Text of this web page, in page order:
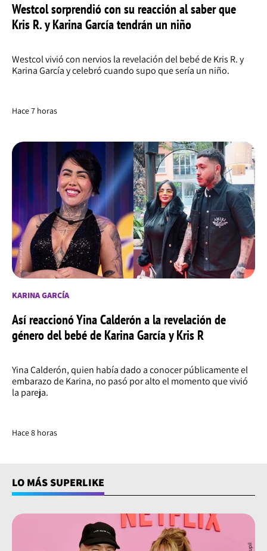
Westcol sorprendió con su reacción al saber que
Kris R. y Karina García tendrán un niño
Westcol vivió con nervios la revelación del bebé de Kris R. y
Karina García y celebró cuando supo que sería un niño.
Hace 7 horas
KARINA GARCÍA
Así reaccionó Yina Calderón a la revelación de
género del bebé de Karina García y Kris R
Yina Calderón, quien había dado a conocer públicamente el
embarazo de Karina, no pasó por alto el momento que vivió
la pareja.
Hace 8 horas
LO MÁS SUPERLIKE